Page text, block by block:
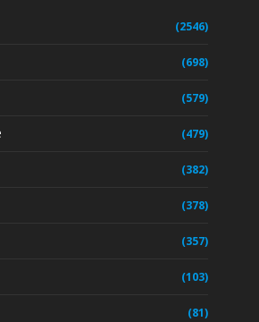
(2546)
(698)
(579)
(479)
(382)
(378)
(357)
(103)
(81)